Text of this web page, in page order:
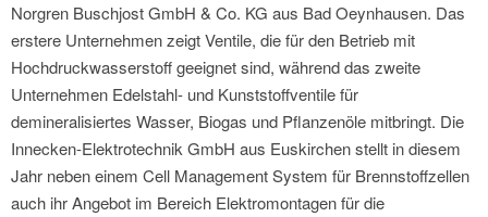
Norgren Buschjost GmbH & Co. KG aus Bad Oeynhausen. Das
erstere Unternehmen zeigt Ventile, die für den Betrieb mit
Hochdruckwasserstoff geeignet sind, während das zweite
Unternehmen Edelstahl- und Kunststoffventile für
demineralisiertes Wasser, Biogas und Pflanzenöle mitbringt. Die
Innecken-Elektrotechnik GmbH aus Euskirchen stellt in diesem
Jahr neben einem Cell Management System für Brennstoffzellen
auch ihr Angebot im Bereich Elektromontagen für die